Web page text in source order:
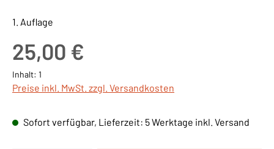
1. Auflage
25,00 €
Inhalt: 1
Preise inkl. MwSt. zzgl. Versandkosten
Sofort verfügbar, Lieferzeit: 5 Werktage inkl. Versand